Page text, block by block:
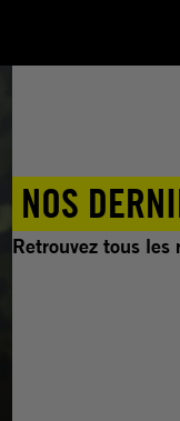
NOS
Retrouvez tous